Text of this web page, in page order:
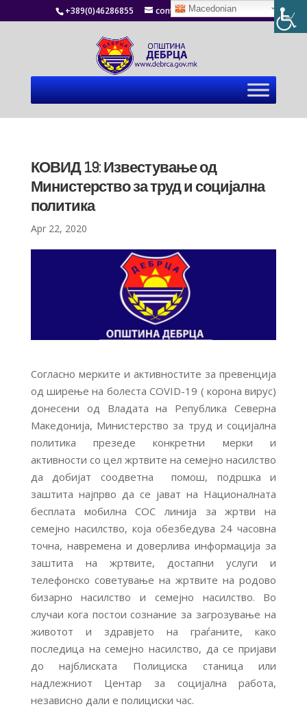
+389(0)46286855 contact@debrca.gov.mk
КОВИД 19: Известување од
Министерство за труд и социјална
политика
Apr 22, 2020
Согласно мерките и активностите за превенција
од ширење на болеста COVID-19 ( корона вирус)
донесени од Владата на Република Северна
Македонија, Министерство за труд и социјална
политика презеде конкретни мерки и
активности со цел жртвите на семејно насилство
да добијат соодветна помош, подршка и
заштита најпрво да се јават на Националната
бесплата мобилна СОС линија за жртви на
семејно насилство, која обезбедува 24 часовна
точна, навремена и доверлива информација за
заштита на жртвите, достапни услуги и
телефонско советување на жртвите на родово
бизарно насилство и семејно насилство. Во
случаи кога постои сознание за загрозување на
животот и здравјето на граѓаните, како
последица на семејно насилство, да се пријави
до најблиската Полициска станица или
надлежниот Центар за социјална работа,
независно дали е полициски час.
Macedonian